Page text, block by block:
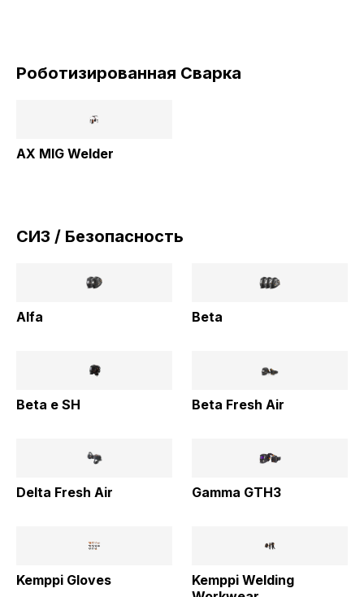
Роботизированная Cварка
AX MIG Welder
СИЗ / Безопасность
Alfa Beta
Beta e SH Beta Fresh Air
Delta Fresh Air Gamma GTH3
Kemppi Gloves
Kemppi Welding